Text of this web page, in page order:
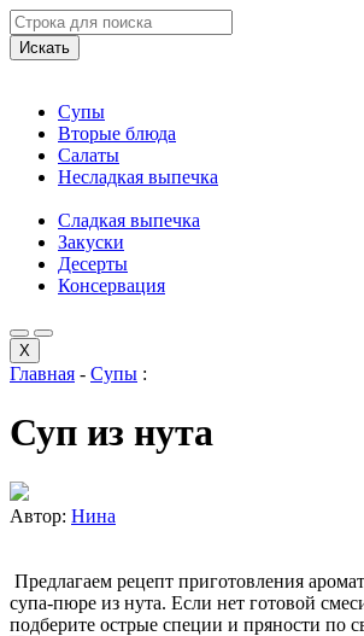
Искать
Супы
Вторые блюда
Салаты
Несладкая выпечка
Сладкая выпечка
Закуски
Десерты
Консервация
X
Главная - Супы :
Суп из нута
Автор: Нина
Предлагаем рецепт приготовления
супа-пюре из нута. Если нет готовой
подберите острые специи и пряности по